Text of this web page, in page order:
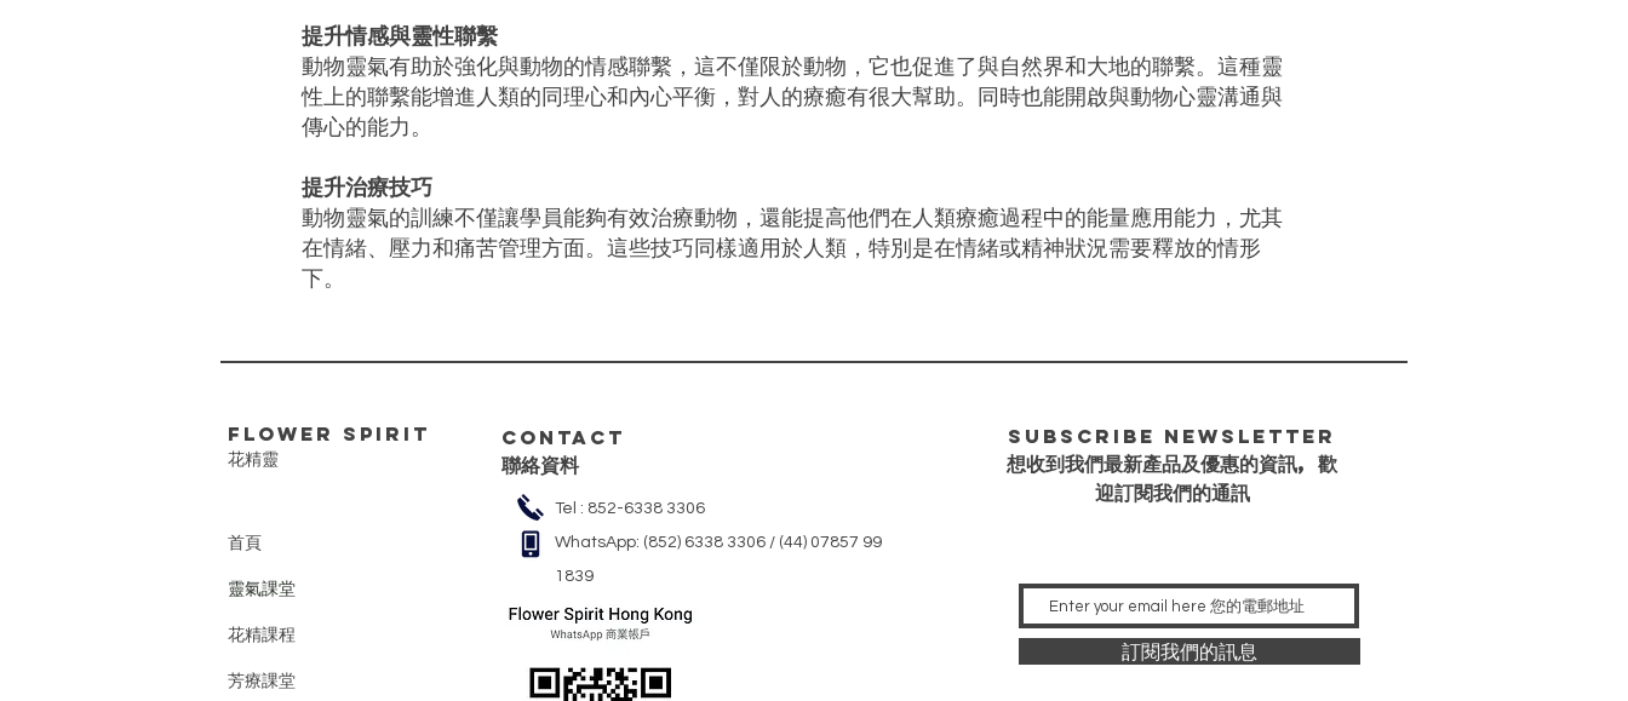
提升情感與靈性聯繫
動物靈氣有助於強化與動物的情感聯繫，這不僅限於動物，它也促進了與自然界和大地的聯繫。這種靈
性上的聯繫能增進人類的同理心和內心平衡，對人的療癒有很大幫助。同時也能開啟與動物心靈溝通與
傳心的能力。
提升治療技巧
動物靈氣的訓練不僅讓學員能夠有效治療動物，還能提高他們在人類療癒過程中的能量應用能力，尤其
在情緒、壓力和痛苦管理方面。這些技巧同樣適用於人類，特別是在情緒或精神狀況需要釋放的情形
下。
FLower Spirit
花精靈
首頁
靈氣課堂
花精課程
芳療課堂
Contact
聯絡資料
Tel : 852-6338 3306
WhatsApp: (852) 6338 3306 / (44) 07857 99
1839
Subscribe Newsletter
想收到我們最新產品及優惠的資訊, 歡
迎訂閱我們的通訊
訂閱我們的訊息